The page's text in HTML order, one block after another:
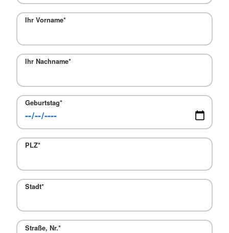
Ihr Vorname*
Ihr Nachname*
Geburtstag*
PLZ*
Stadt*
Straße, Nr.*